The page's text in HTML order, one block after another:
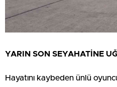
YARIN SON SEYAHATİNE
Hayatını kaybeden ünlü